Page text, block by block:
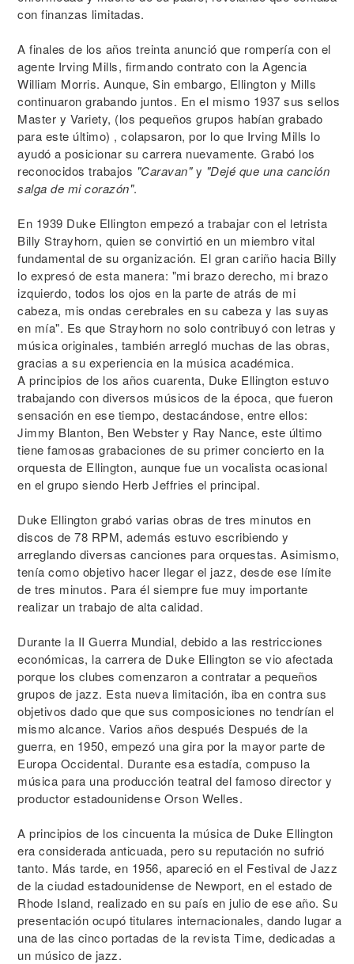
con finanzas limitadas.
A finales de los años treinta anunció que rompería con el
agente Irving Mills, firmando contrato con la Agencia
William Morris. Aunque, Sin embargo, Ellington y Mills
continuaron grabando juntos. En el mismo 1937 sus sellos
Master y Variety, (los pequeños grupos habían grabado
para este último) , colapsaron, por lo que Irving Mills lo
ayudó a posicionar su carrera nuevamente. Grabó los
reconocidos trabajos "Caravan"y "Dejé que una canción
salga de mi corazón".
En 1939 Duke Ellington empezó a trabajar con el letrista
Billy Strayhorn, quien se convirtió en un miembro vital
fundamental de su organización. El gran cariño hacia Billy
lo expresó de esta manera: "mi brazo derecho, mi brazo
izquierdo, todos los ojos en la parte de atrás de mi
cabeza, mis ondas cerebrales en su cabeza y las suyas
en mía". Es que Strayhorn no solo contribuyó con letras y
música originales, también arregló muchas de las obras,
gracias a su experiencia en la música académica.
A principios de los años cuarenta, Duke Ellington estuvo
trabajando con diversos músicos de la época, que fueron
sensación en ese tiempo, destacándose, entre ellos:
Jimmy Blanton, Ben Webster y Ray Nance, este último
tiene famosas grabaciones de su primer concierto en la
orquesta de Ellington, aunque fue un vocalista ocasional
en el grupo siendo Herb Jeffries el principal.
Duke Ellington grabó varias obras de tres minutos en
discos de 78 RPM, además estuvo escribiendo y
arreglando diversas canciones para orquestas. Asimismo,
tenía como objetivo hacer llegar el jazz, desde ese límite
de tres minutos. Para él siempre fue muy importante
realizar un trabajo de alta calidad.
Durante la II Guerra Mundial, debido a las restricciones
económicas, la carrera de Duke Ellington se vio afectada
porque los clubes comenzaron a contratar a pequeños
grupos de jazz. Esta nueva limitación, iba en contra sus
objetivos dado que que sus composiciones no tendrían el
mismo alcance. Varios años después Después de la
guerra, en 1950, empezó una gira por la mayor parte de
Europa Occidental. Durante esa estadía, compuso la
música para una producción teatral del famoso director y
productor estadounidense Orson Welles.
A principios de los cincuenta la música de Duke Ellington
era considerada anticuada, pero su reputación no sufrió
tanto. Más tarde, en 1956, apareció en el Festival de Jazz
de la ciudad estadounidense de Newport, en el estado de
Rhode Island, realizado en su país en julio de ese año. Su
presentación ocupó titulares internacionales, dando lugar a
una de las cinco portadas de la revista Time, dedicadas a
un músico de jazz.